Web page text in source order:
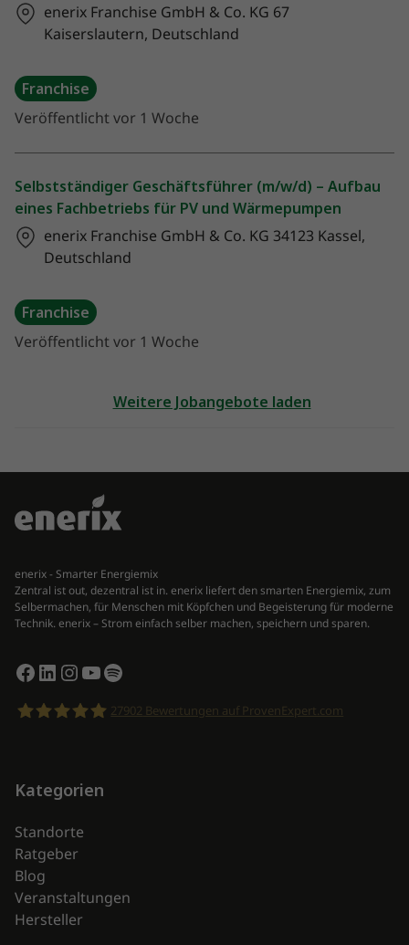
enerix Franchise GmbH & Co. KG 67
Kaiserslautern, Deutschland
Franchise
Veröffentlicht vor 1 Woche
Selbstständiger Geschäftsführer (m/w/d) – Aufbau
eines Fachbetriebs für PV und Wärmepumpen
enerix Franchise GmbH & Co. KG 34123 Kassel,
Deutschland
Franchise
Veröffentlicht vor 1 Woche
Weitere Jobangebote laden
enerix - Smarter Energiemix
Zentral ist out, dezentral ist in. enerix liefert den smarten Energiemix, zum
Selbermachen, für Menschen mit Köpfchen und Begeisterung für moderne
Technik. enerix – Strom einfach selber machen, speichern und sparen.
Facebook
LinkedIn
Instagram
YouTube
Spotify
27902Bewertungen auf ProvenExpert.com
Kategorien
Standorte
Ratgeber
Blog
Veranstaltungen
Hersteller